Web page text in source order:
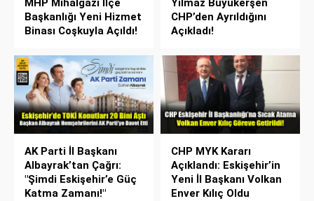
MHP Mihalgazi İlçe
Başkanlığı Yeni Hizmet
Binası Coşkuyla Açıldı!
Yılmaz Büyükerşen
CHP’den Ayrıldığını
Açıkladı!
AK Parti İl Başkanı
Albayrak’tan Çağrı:
"Şimdi Eskişehir’e Güç
Katma Zamanı!"
CHP MYK Kararı
Açıklandı: Eskişehir’in
Yeni İl Başkanı Volkan
Enver Kılıç Oldu